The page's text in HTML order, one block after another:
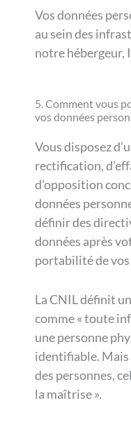
Vos données
au sein des
notre hébergeur,
5. Comment vous
vos données
Vous disposez
rectification,
d’opposition
données
définir des
données après
portabilité de
La CNIL définit
comme « toute
une personne
identifiable. Mais
des personnes,
la maîtrise ».